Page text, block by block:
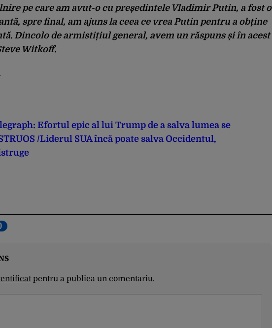
pe care am avut-o cu președintele Vladimir Putin, a fost o
spre final, am ajuns la ceea ce vrea Putin pentru a obține
Dincolo de armistițiul general, avem un răspuns și în acest
Witkoff.
Efortul epic al lui Trump de a salva lumea se
/Liderul SUA încă poate salva Occidentul,
pentru a publica un comentariu.